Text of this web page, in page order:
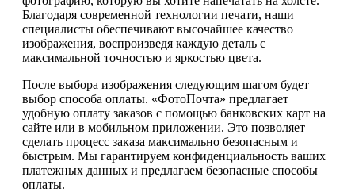
Благодаря современной технологии печати, наши
специалисты обеспечивают высочайшее качество
изображения, воспроизведя каждую деталь с
максимальной точностью и яркостью цвета.
После выбора изображения следующим шагом будет
выбор способа оплаты. «ФотоПочта» предлагает
удобную оплату заказов с помощью банковских карт на
сайте или в мобильном приложении. Это позволяет
сделать процесс заказа максимально безопасным и
быстрым. Мы гарантируем конфиденциальность ваших
платежных данных и предлагаем безопасные способы
оплаты.